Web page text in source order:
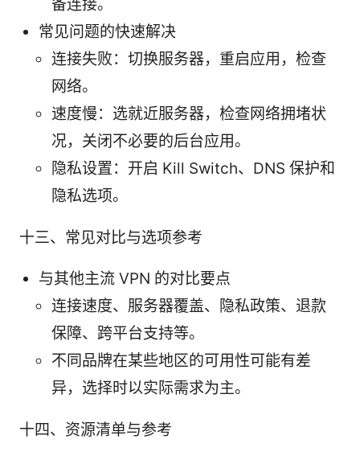
备连接。
常见问题的快速解决
连接失败：切换服务器，重启应用，检查
网络。
速度慢：选就近服务器，检查网络拥堵状
况，关闭不必要的后台应用。
隐私设置：开启 Kill Switch、DNS 保护和
隐私选项。
十三、常见对比与选项参考
与其他主流 VPN 的对比要点
连接速度、服务器覆盖、隐私政策、退款
保障、跨平台支持等。
不同品牌在某些地区的可用性可能有差
异，选择时以实际需求为主。
十四、资源清单与参考